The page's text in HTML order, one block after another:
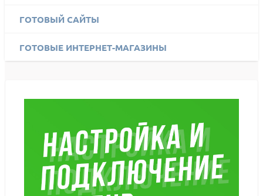
ГОТОВЫЙ САЙТЫ
ГОТОВЫЕ ИНТЕРНЕТ-МАГАЗИНЫ